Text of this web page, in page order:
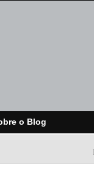
o Blog